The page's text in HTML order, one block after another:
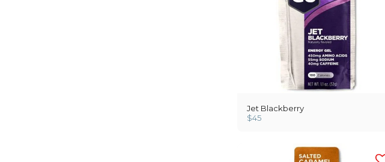
Jet Blackberry
$45